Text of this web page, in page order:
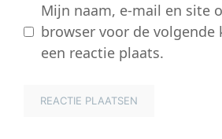
Mijn naam, e-mail en site
browser voor de volgende
een reactie plaats.